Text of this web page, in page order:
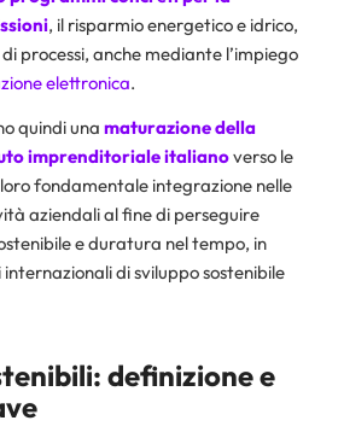
, il risparmio energetico e idrico,
processi, anche mediante l’impiego
elettronica.
quindi una maturazione della
imprenditoriale italianoverso le
fondamentale integrazione nelle
aziendali al fine di perseguire
e duratura nel tempo, in
di sviluppo sostenibile
definizione e